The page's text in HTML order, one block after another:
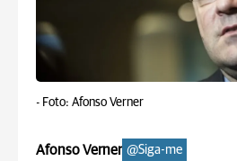
- Foto: Afonso Verner
Afonso Verner @Siga-me